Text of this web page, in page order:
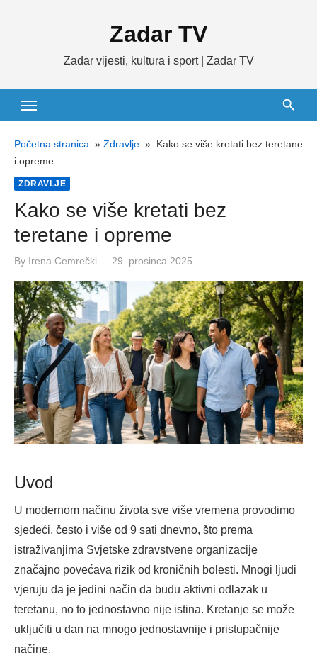
Zadar TV
Zadar vijesti, kultura i sport | Zadar TV
Početna stranica » Zdravlje » Kako se više kretati bez teretane
i opreme
ZDRAVLJE
Kako se više kretati bez
teretane i opreme
By Irena Cemrečki
Posted
29. prosinca 2025.
Uvod
U modernom načinu života sve više vremena provodimo
sjedeći, često i više od 9 sati dnevno, što prema
istraživanjima Svjetske zdravstvene organizacije
značajno povećava rizik od kroničnih bolesti. Mnogi ljudi
vjeruju da je jedini način da budu aktivni odlazak u
teretanu, no to jednostavno nije istina. Kretanje se može
uključiti u dan na mnogo jednostavnije i pristupačnije
načine.